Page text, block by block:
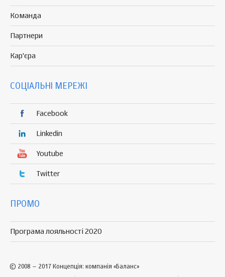
Команда
Партнери
Кар'єра
СОЦІАЛЬНІ МЕРЕЖІ
Facebook
Linkedin
Youtube
Twitter
ПРОМО
Програма лояльності 2020
© 2008 – 2017 Концепція: компанія «Баланс»